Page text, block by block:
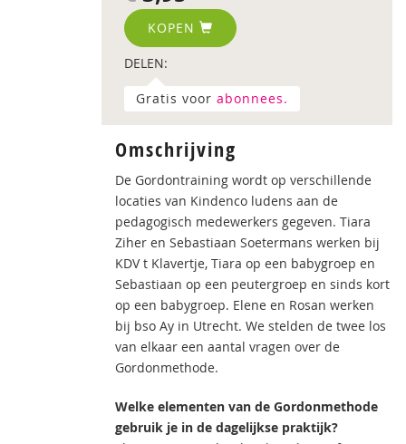
KOPEN
DELEN:
Gratis voor abonnees.
Omschrijving
De Gordontraining wordt op verschillende
locaties van Kindenco ludens aan de
pedagogisch medewerkers gegeven. Tiara
Ziher en Sebastiaan Soetermans werken bij
KDV t Klavertje, Tiara op een babygroep en
Sebastiaan op een peutergroep en sinds kort
op een babygroep. Elene en Rosan werken
bij bso Ay in Utrecht. We stelden de twee los
van elkaar een aantal vragen over de
Gordonmethode.
Welke elementen van de Gordonmethode
gebruik je in de dagelijkse praktijk?